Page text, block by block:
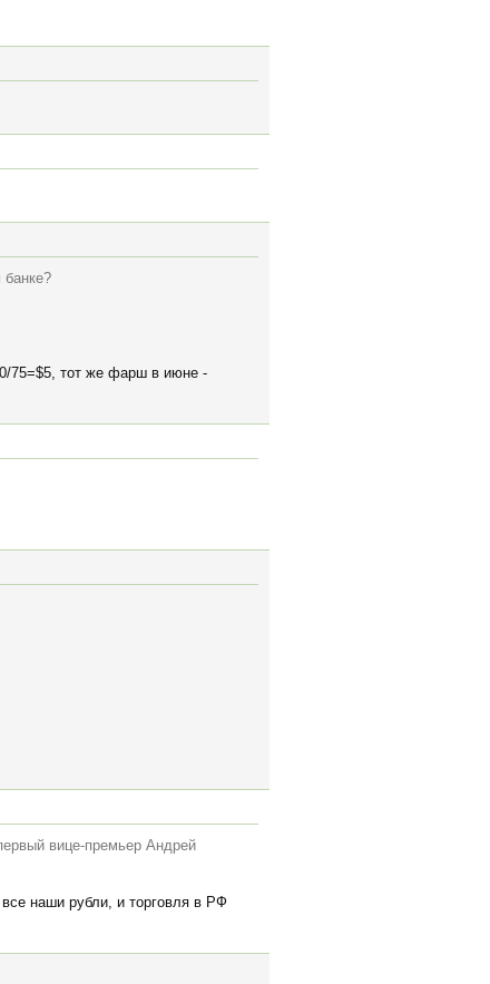
75=$5, тот же фарш в июне -
вице-премьер Андрей
наши рубли, и торговля в РФ